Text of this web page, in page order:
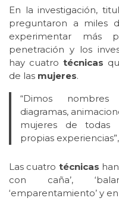
En la investigación,
preguntaron a miles
experimentar
penetración y los
hay cuatro técnicas
de las mujeres.
“Dimos
diagramas,
mujeres de todas
propias experiencias”,
Las cuatro técnicas
con caña’,
‘emparentamiento’ y